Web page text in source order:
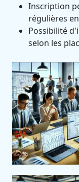
Inscription
régulières
Possibilité
selon les